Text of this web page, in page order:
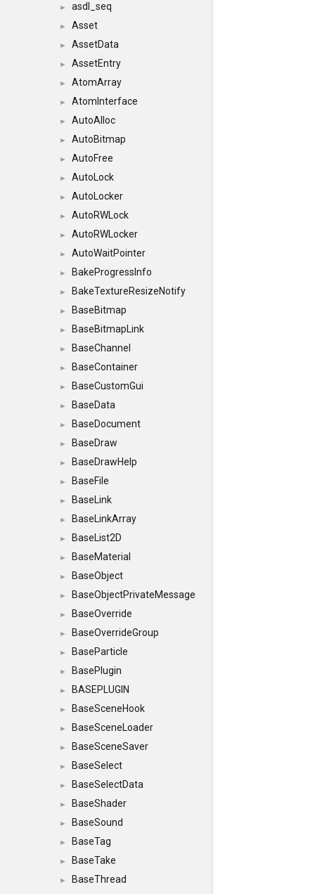
► asdl_seq
► Asset
► AssetData
► AssetEntry
► AtomArray
► AtomInterface
► AutoAlloc
► AutoBitmap
► AutoFree
► AutoLock
► AutoLocker
► AutoRWLock
► AutoRWLocker
► AutoWaitPointer
► BakeProgressInfo
► BakeTextureResizeNotify
► BaseBitmap
► BaseBitmapLink
► BaseChannel
► BaseContainer
► BaseCustomGui
► BaseData
► BaseDocument
► BaseDraw
► BaseDrawHelp
► BaseFile
► BaseLink
► BaseLinkArray
► BaseList2D
► BaseMaterial
► BaseObject
► BaseObjectPrivateMessage
► BaseOverride
► BaseOverrideGroup
► BaseParticle
► BasePlugin
► BASEPLUGIN
► BaseSceneHook
► BaseSceneLoader
► BaseSceneSaver
► BaseSelect
► BaseSelectData
► BaseShader
► BaseSound
► BaseTag
► BaseTake
►
BaseThread